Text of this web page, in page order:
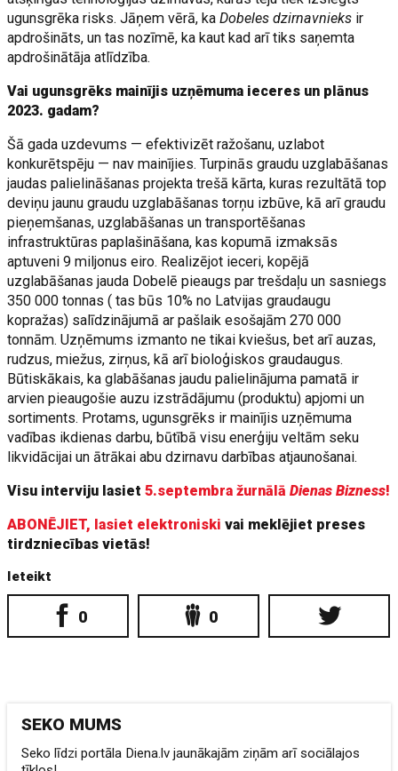
ugunsgrēka risks. Jāņem vērā, ka Dobeles dzirnavnieks ir
apdrošināts, un tas nozīmē, ka kaut kad arī tiks saņemta
apdrošinātāja atlīdzība.
Vai ugunsgrēks mainījis uzņēmuma ieceres un plānus
2023. gadam?
Šā gada uzdevums — efektivizēt ražošanu, uzlabot
konkurētspēju — nav mainījies. Turpinās graudu uzglabāšanas
jaudas palielināšanas projekta trešā kārta, kuras rezultātā top
deviņu jaunu graudu uzglabāšanas torņu izbūve, kā arī graudu
pieņemšanas, uzglabāšanas un transportēšanas
infrastruktūras paplašināšana, kas kopumā izmaksās
aptuveni 9 miljonus eiro. Realizējot ieceri, kopējā
uzglabāšanas jauda Dobelē pieaugs par trešdaļu un sasniegs
350 000 tonnas ( tas būs 10% no Latvijas graudaugu
kopražas) salīdzinājumā ar pašlaik esošajām 270 000
tonnām. Uzņēmums izmanto ne tikai kviešus, bet arī auzas,
rudzus, miežus, zirņus, kā arī bioloģiskos graudaugus.
Būtiskākais, ka glabāšanas jaudu palielinājuma pamatā ir
arvien pieaugošie auzu izstrādājumu (produktu) apjomi un
sortiments. Protams, ugunsgrēks ir mainījis uzņēmuma
vadības ikdienas darbu, būtībā visu enerģiju veltām seku
likvidācijai un ātrākai abu dzirnavu darbības atjaunošanai.
Visu interviju lasiet5.septembra žurnālāDienas Bizness!
ABONĒJIET, lasiet elektroniski vai meklējiet preses
tirdzniecības vietās!
Ieteikt
0 0
SEKO MUMS
Seko līdzi portāla Diena.lv jaunākajām ziņām arī sociālajos